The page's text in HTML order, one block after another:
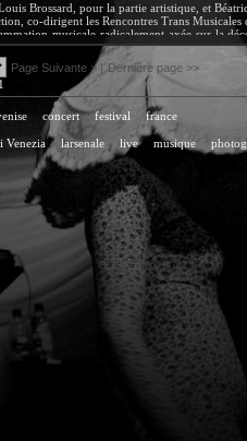
Brossard, pour la partie artistique, et
co-dirigent les Rencontres Trans Musicales
musicale radicalement axée sur la
reconnues par la presse [réf. nécessaire].
les têtes d'affiches du lendemain. C'est à
Björk,Ben Harper,Nirvana,
Arno,Stephan Eicher,
Amadou & Mariam entre autres artistes .
Page Suivante > | Dernière page >>
concert festival france
Venezia larsenale live musique